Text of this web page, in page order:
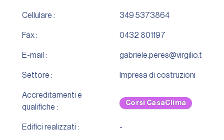
Cellulare : 349 5373864
Fax : 0432 801197
E-mail : gabriele.peres@virgilio.t
Settore : Impresa di costruzioni
Accreditamenti e
qualifiche :
Corsi CasaClima
Edifici realizzati : -